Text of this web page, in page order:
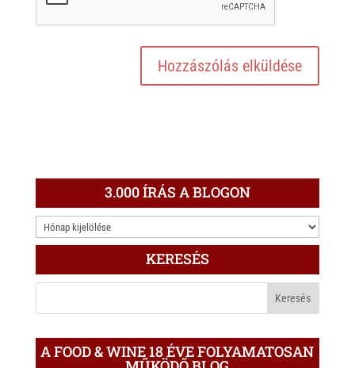
3.000 ÍRÁS A BLOGON
3.000
ÍRÁS
KERESÉS
A FOOD & WINE 18 ÉVE FOLYAMATOSAN